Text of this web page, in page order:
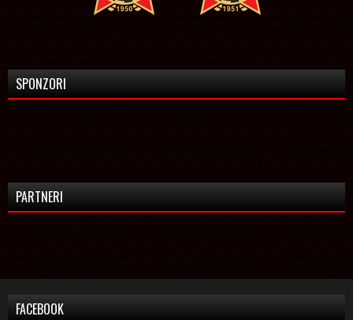
SPONZORI
PARTNERI
FACEBOOK